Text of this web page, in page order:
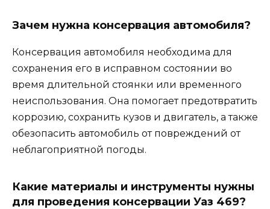
Зачем нужна консервация автомобиля?
Консервация автомобиля необходима для
сохранения его в исправном состоянии во
время длительной стоянки или временного
неиспользования. Она помогает предотвратить
коррозию, сохранить кузов и двигатель, а также
обезопасить автомобиль от повреждений от
неблагоприятной погоды.
Какие материалы и инструменты нужны
для проведения консервации Уаз 469?